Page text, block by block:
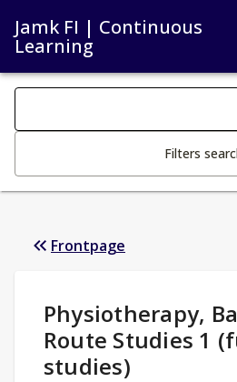
Jamk FI | Continuous
Learning
Search filters
Filters
Frontpage
Study Details:
Physiotherapy,
Route Studies 1
studies)